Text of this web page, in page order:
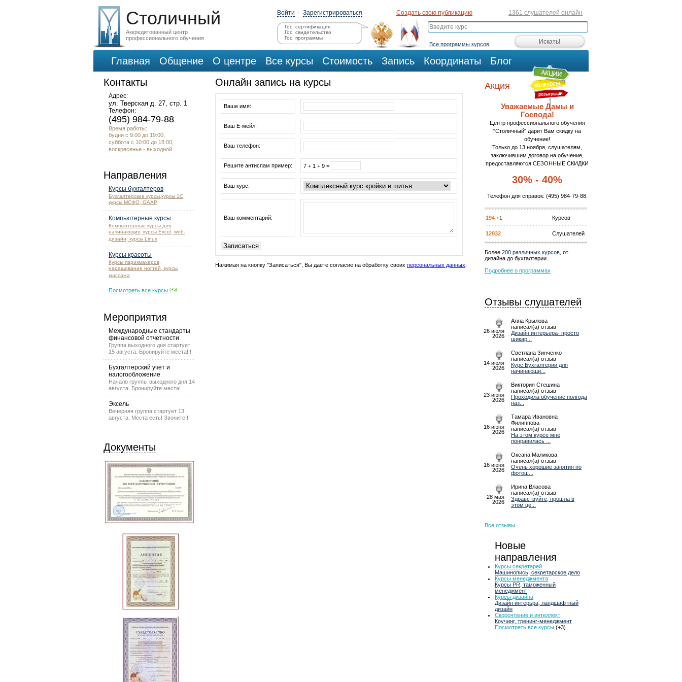
Столичный
Аккредитованный центр
профессионального обучения
Войти - Зарегистрироваться Создать свою публикацию 1361 слушателей онлайн
Гос. сертификация
Гос. свидетельство
Гос. программы
Все программы курсов
Главная Общение О центре Все курсы Стоимость Запись Координаты
Блог
Контакты
Адрес:
ул. Тверская д. 27, стр. 1
Телефон:
(495) 984-79-88
Время работы:
будни с 9:00 до 19:00,
суббота с 10:00 до 18:00,
воскресенье - выходной
Направления
Курсы бухгалтеров
Бухгалтерские курсы,курсы 1С,
курсы МСФО, GAAP
Компьютерные курсы
Компьютерные курсы для
начинающих, курсы Excel, web-
дизайн, курсы Linux
Курсы красоты
Курсы парикмахеров,
наращивание ногтей, курсы
массажа
Посмотреть все курсы (+5)
Мероприятия
Международные стандарты
финансовой отчетности
Группа выходного дня стартует
15 августа. Бронируйте места!!!
Бухгалтерский учет и
налогообложение
Начало группы выходного дня 14
августа. Бронируйте места!
Эксель
Вечерняя группа стартует 13
августа. Места есть! Звоните!!!
Документы
Онлайн запись на курсы
Ваше имя:
Ваш Е-мейл:
Ваш телефон:
Решите антиспам пример: 7 + 1 + 9 =
Ваш курс:
Ваш комментарий:
Нажимая на кнопку "Записаться", Вы даете согласие на обработку своих персональных данных
Акция
Уважаемые Дамы и
Господа!
Центр профессионального обучения
"Столичный" дарит Вам скидку на
обучение!
Только до 13 ноября, слушателям,
заключившим договор на обучение,
предоставляются СЕЗОННЫЕ СКИДКИ
30% - 40%
Телефон для справок: (495) 984-79-88.
194 +1 Курсов
12932 Слушателей
Более 200 различных курсов , от
дизайна до бухгалтерии.
Подробнее о программах
Отзывы слушателей
26 июля
2026
Алла Крылова
написал(а) отзыв
Дизайн интерьера- просто
шикар...
14 июля
2026
Светлана Зинченко
написал(а) отзыв
Курс Бухгалтерии для
начинающи...
23 июня
2026
Виктория Стешина
написал(а) отзыв
Проходила обучение полгода
наз...
16 июня
2026
Тамара Ивановна
Филиппова
написал(а) отзыв
На этом курсе мне
понравилась ...
16 июня
2026
Оксана Маликова
написал(а) отзыв
Очень хорошие занятия по
фотош...
28 мая
2026
Ирина Власова
написал(а) отзыв
Здравствуйте, прошла в
этом це...
Все отзывы
Новые
направления
Курсы секретарей
Машинопись, секретарское дело
Курсы менеджмента
Курсы PR, таможенный
менеджмент
Курсы дизайна
Дизайн интерьра, ландшафтный
дизайн
Скорочтение и интеллект
Коучинг, тренинг-менеджмент
Посмотреть все курсы (+3)